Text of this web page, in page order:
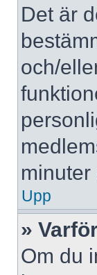
Det är
och/
Upp
»
Om du